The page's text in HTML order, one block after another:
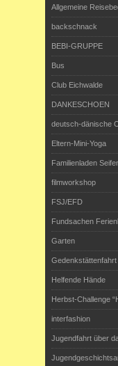
Allgemeine
backschnack
BEBI-GRUPPE
Bus
Club Eichwalde
DANKESCHOEN
deutsch-dänische
Eltern-Mini-Yoga
Familienladen
filmworkshop
FSJ/EFD
Fundsachen
Garten
Gedenkstättenfahrt
Helfende Hände
Herbst-Challenge
interfashion
Jugendfahrt über